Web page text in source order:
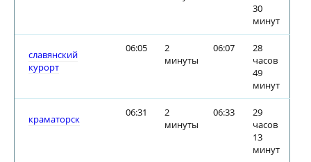
30
минут
славянский
курорт
06:05
2
минуты
06:07
28
часов
49
минут
краматорск
06:31
2
минуты
06:33
29
часов
13
минут